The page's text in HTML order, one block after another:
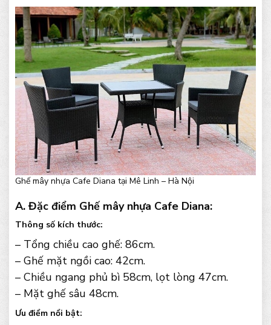
Ghế mây nhựa Cafe Diana tại Mê Linh – Hà Nội
A. Đặc điểm Ghế mây nhựa Cafe Diana:
Thông số kích thước:
– Tổng chiều cao ghế: 86cm.
– Ghế mặt ngồi cao: 42cm.
– Chiều ngang phủ bì 58cm, lọt lòng 47cm.
– Mặt ghế sâu 48cm.
Ưu điểm nổi bật: